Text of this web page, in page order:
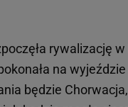
rywalizację
na
będzie